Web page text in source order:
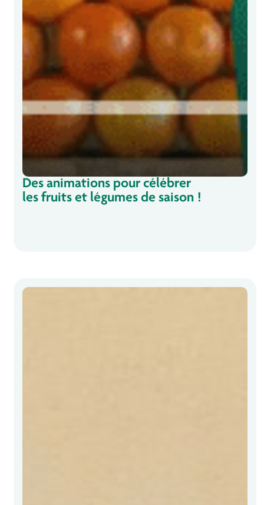
Des animations pour célébrer
les fruits et légumes de saison !